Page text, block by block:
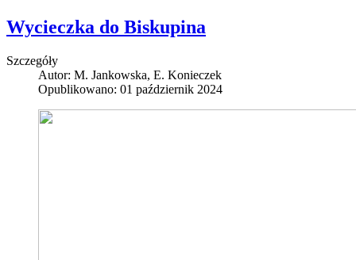
Wycieczka do Biskupina
Szczegóły
Autor: M. Jankowska, E. Konieczek
Opublikowano: 01 październik 2024